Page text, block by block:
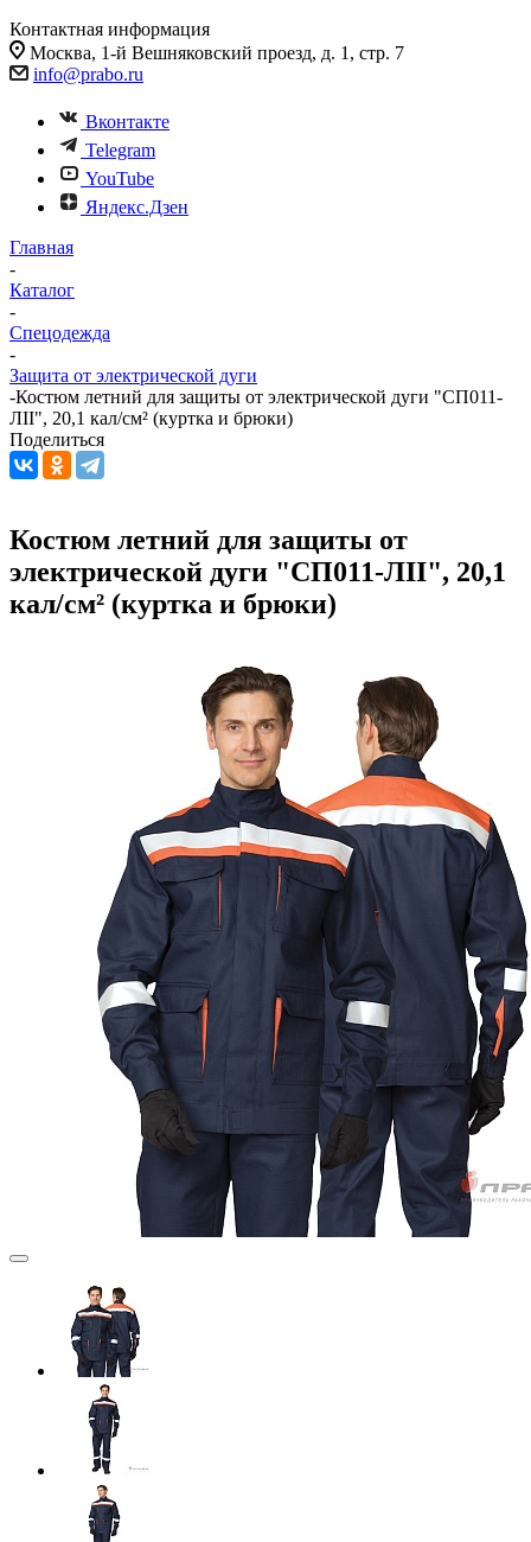
Контактная информация
Москва, 1-й Вешняковский проезд, д. 1, стр. 7
info@prabo.ru
Вконтакте
Telegram
YouTube
Яндекс.Дзен
Главная
-
Каталог
-
Спецодежда
-
Защита от электрической дуги
-Костюм летний для защиты от электрической дуги "СП011-
ЛII", 20,1 кал/см² (куртка и брюки)
Поделиться
Костюм летний для защиты от
электрической дуги "СП011-ЛII", 20,1
кал/см² (куртка и брюки)